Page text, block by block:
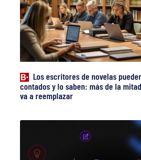
Los escritores de novelas
contados y lo saben: más de la
va a reemplazar